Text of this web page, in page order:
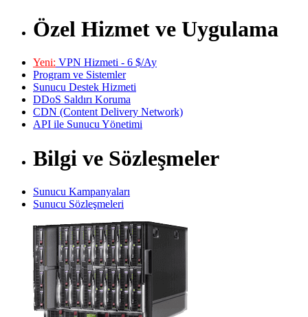
Özel Hizmet ve Uygulama
Yeni: VPN Hizmeti - 6 $/Ay
Program ve Sistemler
Sunucu Destek Hizmeti
DDoS Saldırı Koruma
CDN (Content Delivery Network)
API ile Sunucu Yönetimi
Bilgi ve Sözleşmeler
Sunucu Kampanyaları
Sunucu Sözleşmeleri